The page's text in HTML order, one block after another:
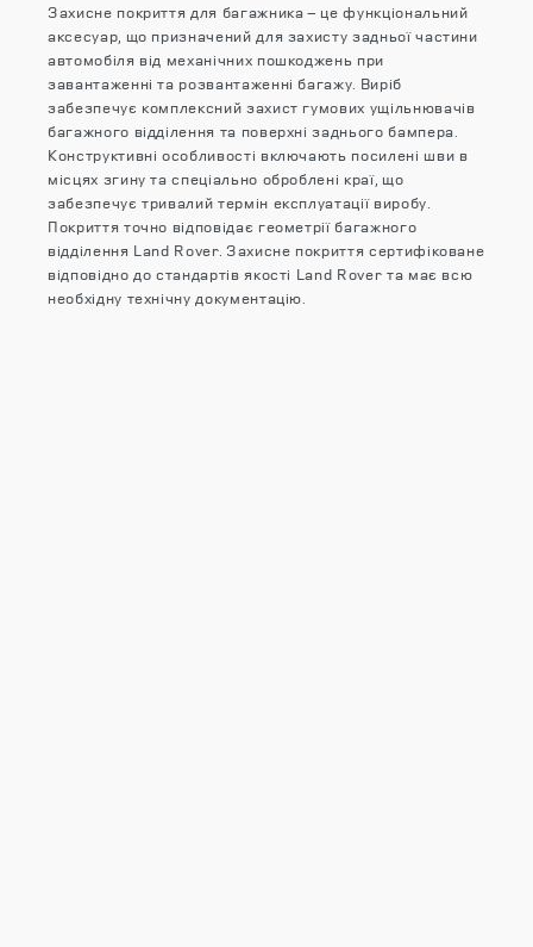
Захисне покриття для багажника – це функціональний
аксесуар, що призначений для захисту задньої частини
автомобіля від механічних пошкоджень при
завантаженні та розвантаженні багажу. Виріб
забезпечує комплексний захист гумових ущільнювачів
багажного відділення та поверхні заднього бампера.
Конструктивні особливості включають посилені шви в
місцях згину та спеціально оброблені краї, що
забезпечує тривалий термін експлуатації виробу.
Покриття точно відповідає геометрії багажного
відділення Land Rover. Захисне покриття сертифіковане
відповідно до стандартів якості Land Rover та має всю
необхідну технічну документацію.